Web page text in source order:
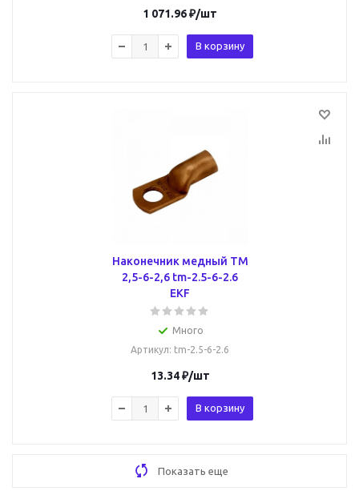
1 071.96₽/шт
В корзину
Наконечник медный ТМ
2,5-6-2,6 tm-2.5-6-2.6
EKF
Много
Артикул: tm-2.5-6-2.6
13.34₽/шт
В корзину
Показать еще